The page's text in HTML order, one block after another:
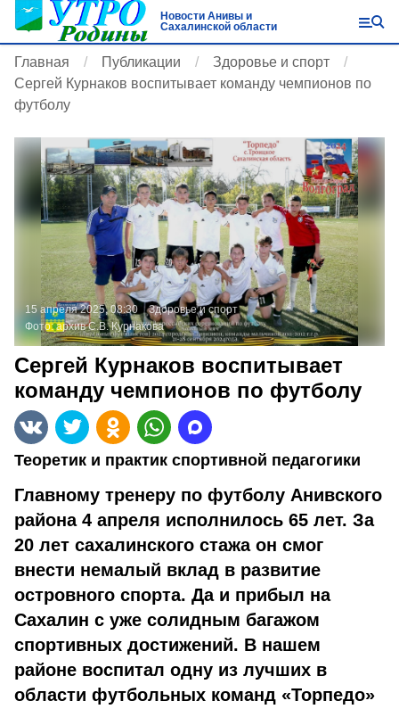
Новости Анивы и
Сахалинской области
Главная Публикации
Здоровье и спорт
Сергей Курнаков воспитывает команду чемпионов по
футболу
15 апреля 2025, 08:30
Здоровье и спорт
Фото:архив С.В. Курнакова
Сергей Курнаков воспитывает
команду чемпионов по футболу
Теоретик и практик спортивной педагогики
Главному тренеру по футболу Анивского
района 4 апреля исполнилось 65 лет. За
20 лет сахалинского стажа он смог
внести немалый вклад в развитие
островного спорта. Да и прибыл на
Сахалин с уже солидным багажом
спортивных достижений. В нашем
районе воспитал одну из лучших в
области футбольных команд «Торпедо»